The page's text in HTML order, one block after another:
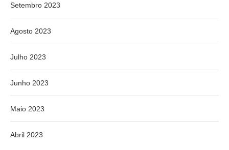
Setembro 2023
Agosto 2023
Julho 2023
Junho 2023
Maio 2023
Abril 2023